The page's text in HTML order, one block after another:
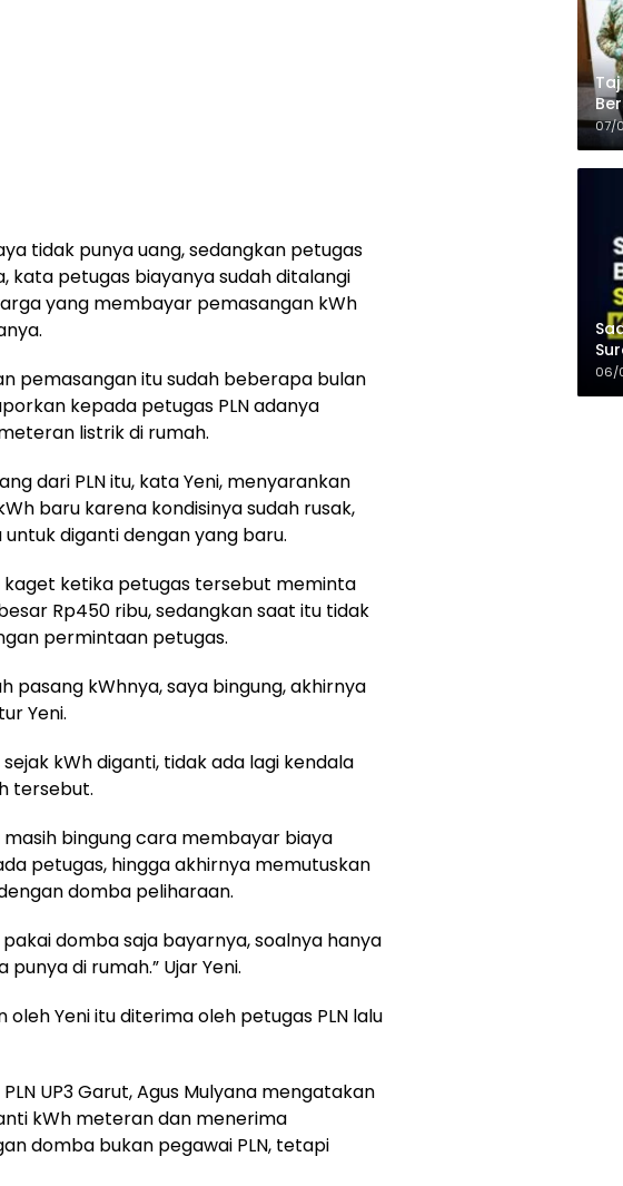
tidak punya uang, sedangkan petugas
kata petugas biayanya sudah ditalangi
yang membayar pemasangan kWh
pemasangan itu sudah beberapa bulan
kepada petugas PLN adanya
listrik di rumah.
dari PLN itu, kata Yeni, menyarankan
baru karena kondisinya sudah rusak,
diganti dengan yang baru.
kaget ketika petugas tersebut meminta
Rp450 ribu, sedangkan saat itu tidak
permintaan petugas.
pasang kWhnya, saya bingung, akhirnya
Yeni.
kWh diganti, tidak ada lagi kendala
tersebut.
masih bingung cara membayar biaya
petugas, hingga akhirnya memutuskan
domba peliharaan.
pakai domba saja bayarnya, soalnya hanya
di rumah.” Ujar Yeni.
oleh Yeni itu diterima oleh petugas PLN lalu
UP3 Garut, Agus Mulyana mengatakan
kWh meteran dan menerima
domba bukan pegawai PLN, tetapi
07/
06/